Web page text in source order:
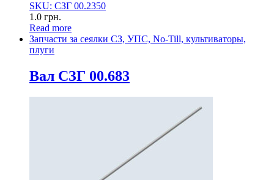
SKU: СЗГ 00.2350
1.0 грн.
Read more
Запчасти за сеялки СЗ, УПС, No-Till, культиваторы,
плуги
Вал СЗГ 00.683